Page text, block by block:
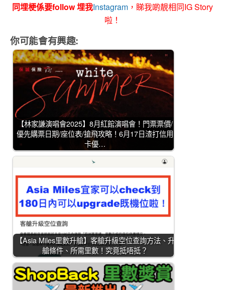
同埋梗係要follow 埋我Instagram ，睇我啲靚相同IG Story
啦！
你可能會有興趣:
【林家謙演唱會2025】8月紅館演唱會！門票票價/
優先購票日期/座位表/搶飛攻略！6月17日渣打信用
卡優…
【Asia Miles里數升艙】客艙升級空位查詢方法、升
艙條件、所需里數！究竟抵唔抵？